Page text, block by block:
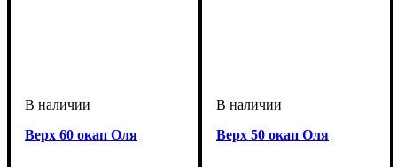
Верх 60 окап Оля Верх 50 окап Оля